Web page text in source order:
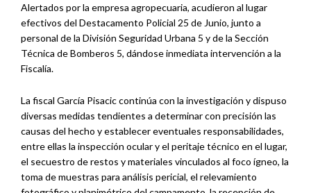
Alertados por la empresa agropecuaria, acudieron al lugar
efectivos del Destacamento Policial 25 de Junio, junto a
personal de la División Seguridad Urbana 5 y de la Sección
Técnica de Bomberos 5, dándose inmediata intervención a la
Fiscalía.
La fiscal García Pisacic continúa con la investigación y dispuso
diversas medidas tendientes a determinar con precisión las
causas del hecho y establecer eventuales responsabilidades,
entre ellas la inspección ocular y el peritaje técnico en el lugar,
el secuestro de restos y materiales vinculados al foco ígneo, la
toma de muestras para análisis pericial, el relevamiento